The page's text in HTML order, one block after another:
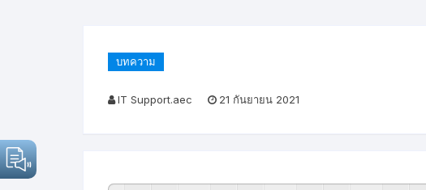
บทความ
IT Support.aec 21 กันยายน 2021